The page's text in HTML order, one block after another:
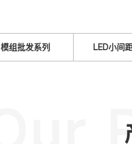
模组批发系列 LED小间
Our